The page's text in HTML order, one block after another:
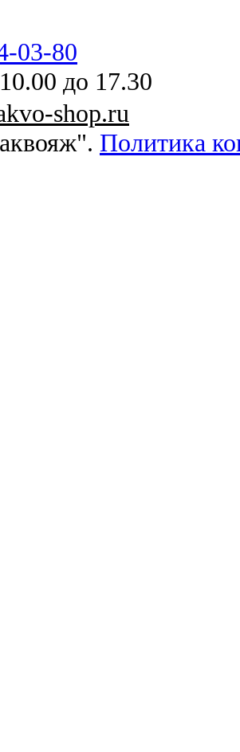
03-80
до 17.30
shop.ru
Политика